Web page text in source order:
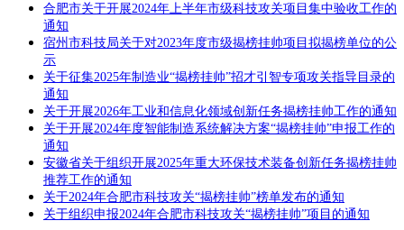
合肥市关于开展2024年上半年市级科技攻关项目集中验收工作的
通知
宿州市科技局关于对2023年度市级揭榜挂帅项目拟揭榜单位的公
示
关于征集2025年制造业“揭榜挂帅”招才引智专项攻关指导目录的
通知
关于开展2026年工业和信息化领域创新任务揭榜挂帅工作的通知
关于开展2024年度智能制造系统解决方案“揭榜挂帅”申报工作的
通知
安徽省关于组织开展2025年重大环保技术装备创新任务揭榜挂帅
推荐工作的通知
关于2024年合肥市科技攻关“揭榜挂帅”榜单发布的通知
关于组织申报2024年合肥市科技攻关“揭榜挂帅”项目的通知